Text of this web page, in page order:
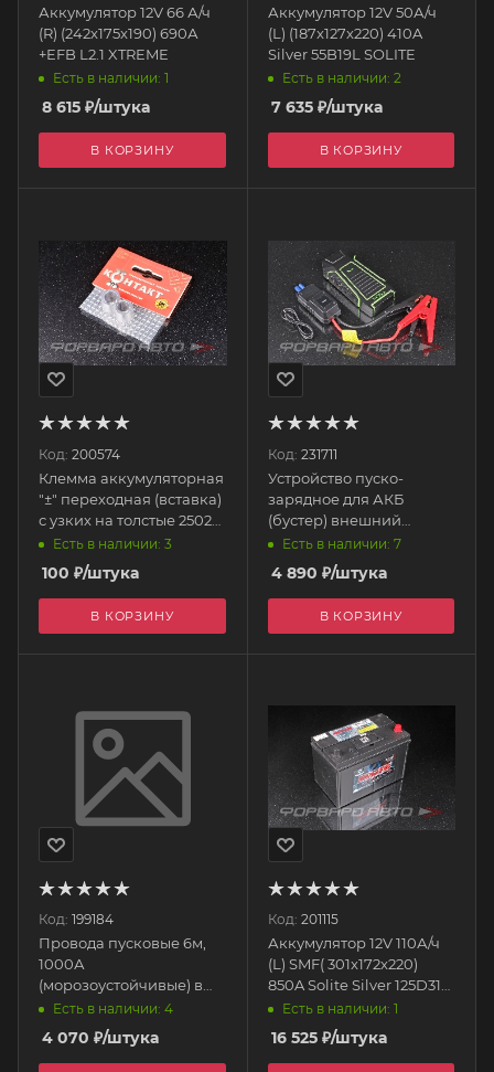
Аккумулятор 12V 66 А/ч
(R) (242x175x190) 690А
+EFB L2.1 XTREME
Есть в наличии: 1
8 615 ₽/штука
В КОРЗИНУ
Аккумулятор 12V 50А/ч
(L) (187x127x220) 410A
Silver 55B19L SOLITE
Есть в наличии: 2
7 635₽/штука
В КОРЗИНУ
Код: 200574
Клемма аккумуляторная
"±" переходная (вставка)
с узких на толстые 25023
КОНТАКТ
Есть в наличии: 3
100 ₽/штука
В КОРЗИНУ
Код: 231711
Устройство пуско-
зарядное для АКБ
(бустер) внешний
10000mAh 36.6Wh
черный QS1 HOCO
Есть в наличии: 7
4 890 ₽/штука
В КОРЗИНУ
Код: 199184
Провода пусковые 6м,
1000А
(морозоустойчивые) в
сумке 10006MA
МАЯКАВТО
Есть в наличии: 4
4 070 ₽/штука
Код: 201115
Аккумулятор 12V 110А/ч
(L) SMF( 301x172x220)
850A Solite Silver 125D31L
SOLITE
Есть в наличии: 1
16 525₽/штука